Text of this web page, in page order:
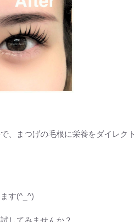
、まつげの毛根に栄養をダイレク
す(^_^)
してみませんか？